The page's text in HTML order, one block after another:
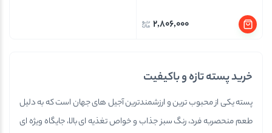
2,806,000
خرید پسته تازه و باکیفیت
پسته یکی از محبوب ترین و ارزشمندترین آجیل های جهان است که به دلیل
طعم منحصربه فرد، رنگ سبز جذاب و خواص تغذیه ای بالا، جایگاه ویژه ای